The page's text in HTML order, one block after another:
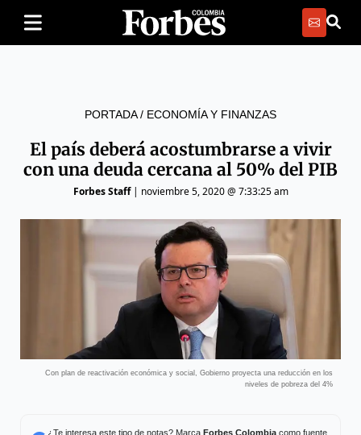
PORTADA/ ECONOMÍA Y FINANZAS
El país deberá acostumbrarse a vivir
con una deuda cercana al 50% del PIB
Forbes Staff| noviembre 5, 2020 @ 7:33:25 am
Con plan de reactivación económica y social, Gobierno proyecta una reducción en los
niveles de pobreza del 4%
¿Te interesa este tipo de notas? Marca Forbes Colombiacomo fuente